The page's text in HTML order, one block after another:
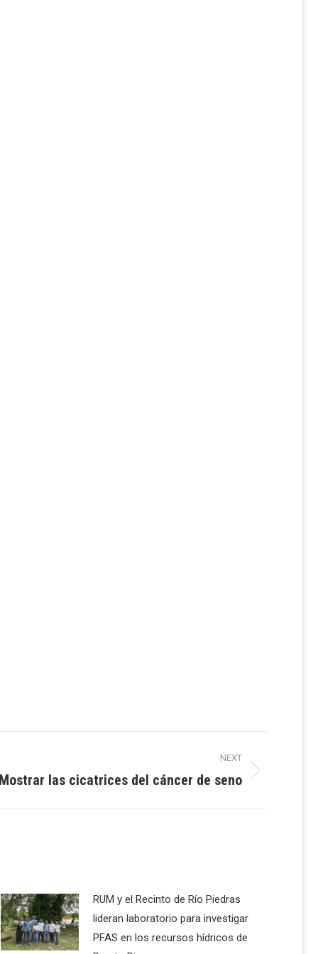
NEXT
Mostrar las cicatrices del cáncer de seno
RUM y el Recinto de Río Piedras
lideran laboratorio para investigar
PFAS en los recursos hídricos de